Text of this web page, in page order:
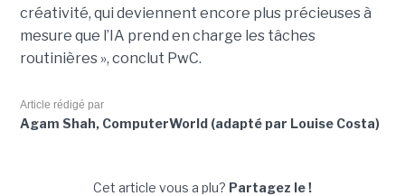
créativité, qui deviennent encore plus précieuses à
mesure que l’IA prend en charge les tâches
routinières », conclut PwC.
Article rédigé par
Agam Shah, ComputerWorld (adapté par Louise Costa)
Cet article vous a plu? Partagez le !